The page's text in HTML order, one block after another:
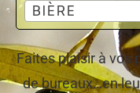
BIÈRE
Faites plaisir à vos
de bureaux…en